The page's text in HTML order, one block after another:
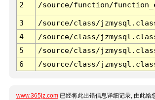
2 /source/function/
3 /source/class/
4
/source/class/
5
/source/class/
6
/source/class/
www.365jz.com 已经将此出错信息详细记录, 由此给